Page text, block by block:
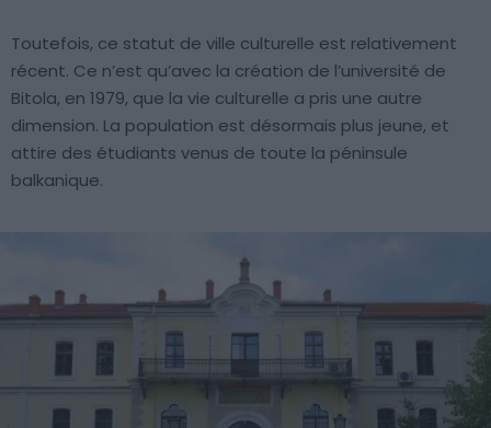
Toutefois, ce statut de ville culturelle est relativement
récent. Ce n’est qu’avec la création de l’université de
Bitola, en 1979, que la vie culturelle a pris une autre
dimension. La population est désormais plus jeune, et
attire des étudiants venus de toute la péninsule
balkanique.